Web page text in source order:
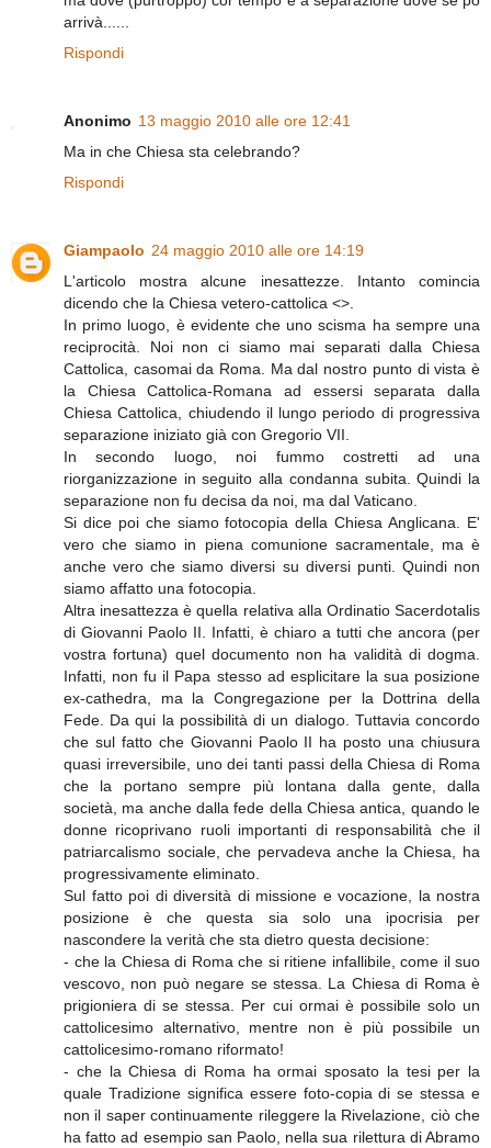
arrivà......
Rispondi
Anonimo 13 maggio 2010 alle ore 12:41
Ma in che Chiesa sta celebrando?
Rispondi
Giampaolo 24 maggio 2010 alle ore 14:19
L'articolo mostra alcune inesattezze. Intanto comincia
dicendo che la Chiesa vetero-cattolica <>.
In primo luogo, è evidente che uno scisma ha sempre una
reciprocità. Noi non ci siamo mai separati dalla Chiesa
Cattolica, casomai da Roma. Ma dal nostro punto di vista è
la Chiesa Cattolica-Romana ad essersi separata dalla
Chiesa Cattolica, chiudendo il lungo periodo di progressiva
separazione iniziato già con Gregorio VII.
In secondo luogo, noi fummo costretti ad una
riorganizzazione in seguito alla condanna subita. Quindi la
separazione non fu decisa da noi, ma dal Vaticano.
Si dice poi che siamo fotocopia della Chiesa Anglicana. E'
vero che siamo in piena comunione sacramentale, ma è
anche vero che siamo diversi su diversi punti. Quindi non
siamo affatto una fotocopia.
Altra inesattezza è quella relativa alla Ordinatio Sacerdotalis
di Giovanni Paolo II. Infatti, è chiaro a tutti che ancora (per
vostra fortuna) quel documento non ha validità di dogma.
Infatti, non fu il Papa stesso ad esplicitare la sua posizione
ex-cathedra, ma la Congregazione per la Dottrina della
Fede. Da qui la possibilità di un dialogo. Tuttavia concordo
che sul fatto che Giovanni Paolo II ha posto una chiusura
quasi irreversibile, uno dei tanti passi della Chiesa di Roma
che la portano sempre più lontana dalla gente, dalla
società, ma anche dalla fede della Chiesa antica, quando le
donne ricoprivano ruoli importanti di responsabilità che il
patriarcalismo sociale, che pervadeva anche la Chiesa, ha
progressivamente eliminato.
Sul fatto poi di diversità di missione e vocazione, la nostra
posizione è che questa sia solo una ipocrisia per
nascondere la verità che sta dietro questa decisione:
- che la Chiesa di Roma che si ritiene infallibile, come il suo
vescovo, non può negare se stessa. La Chiesa di Roma è
prigioniera di se stessa. Per cui ormai è possibile solo un
cattolicesimo alternativo, mentre non è più possibile un
cattolicesimo-romano riformato!
- che la Chiesa di Roma ha ormai sposato la tesi per la
quale Tradizione significa essere foto-copia di se stessa e
non il saper continuamente rileggere la Rivelazione, ciò che
ha fatto ad esempio san Paolo, nella sua rilettura di Abramo